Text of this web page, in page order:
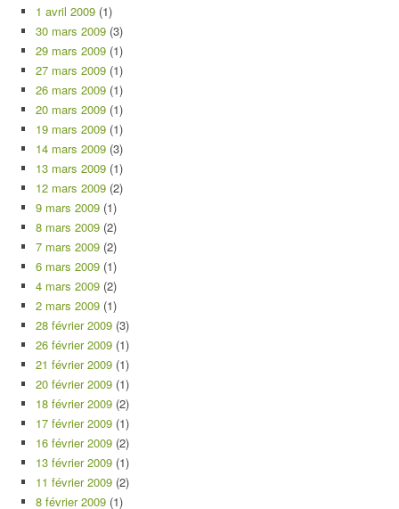
1 avril 2009 (1)
30 mars 2009 (3)
29 mars 2009 (1)
27 mars 2009 (1)
26 mars 2009 (1)
20 mars 2009 (1)
19 mars 2009 (1)
14 mars 2009 (3)
13 mars 2009 (1)
12 mars 2009 (2)
9 mars 2009 (1)
8 mars 2009 (2)
7 mars 2009 (2)
6 mars 2009 (1)
4 mars 2009 (2)
2 mars 2009 (1)
28 février 2009 (3)
26 février 2009 (1)
21 février 2009 (1)
20 février 2009 (1)
18 février 2009 (2)
17 février 2009 (1)
16 février 2009 (2)
13 février 2009 (1)
11 février 2009 (2)
8 février 2009 (1)